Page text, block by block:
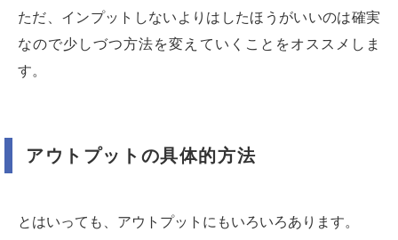
ただ、インプットしないよりはしたほうがいいのは確実
なので少しづつ方法を変えていくことをオススメしま
す。
アウトプットの具体的方法
とはいっても、アウトプットにもいろいろあります。